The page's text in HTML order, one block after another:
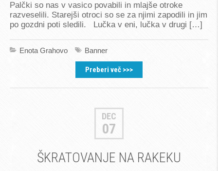
Palčki so nas v vasico povabili in mlajše otroke
razveselili. Starejši otroci so se za njimi zapodili in jim
po gozdni poti sledili. Lučka v eni, lučka v drugi […]
Enota Grahovo Banner
Preberi več >>>
DEC
07
ŠKRATOVANJE NA RAKEKU